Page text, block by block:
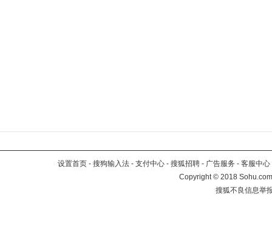
设置首页 - 搜狗输入法 - 支付中心 - 搜狐招聘 - 广告服务 - 客服中心
Copyright©2018
搜狐不良信息举